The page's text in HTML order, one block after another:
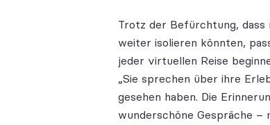
Trotz der Befürchtung, dass
weiter isolieren könnten,
jeder virtuellen Reise
„Sie sprechen über ihre
gesehen haben. Die
wunderschöne Gespräche